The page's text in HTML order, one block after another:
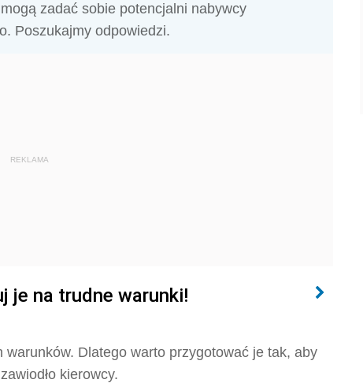
zadać sobie potencjalni nabywcy
Poszukajmy odpowiedzi.
REKLAMA
je na trudne warunki!
Dlatego warto przygotować je tak, aby
kierowcy.